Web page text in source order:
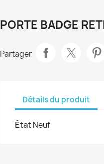
PORTE BADGE
Partager
Détails du produit
ÉtatNeuf